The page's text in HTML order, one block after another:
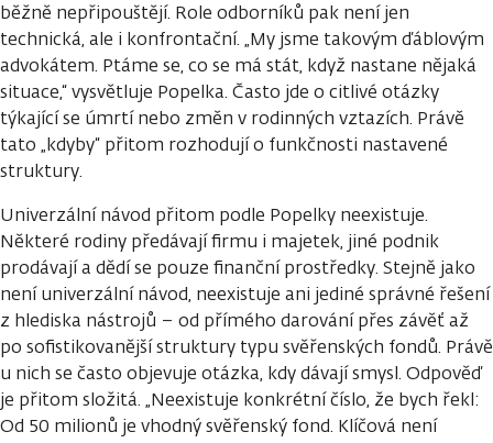
běžně nepřipouštějí. Role odborníků pak není jen
technická, ale i konfrontační. „My jsme takovým ďáblovým
advokátem. Ptáme se, co se má stát, když nastane nějaká
situace,“ vysvětluje Popelka. Často jde o citlivé otázky
týkající se úmrtí nebo změn v rodinných vztazích. Právě
tato „kdyby“ přitom rozhodují o funkčnosti nastavené
struktury.
Univerzální návod přitom podle Popelky neexistuje.
Některé rodiny předávají firmu i majetek, jiné podnik
prodávají a dědí se pouze finanční prostředky. Stejně jako
není univerzální návod, neexistuje ani jediné správné řešení
z hlediska nástrojů – od přímého darování přes závěť až
po sofistikovanější struktury typu svěřenských fondů. Právě
u nich se často objevuje otázka, kdy dávají smysl. Odpověď
je přitom složitá. „Neexistuje konkrétní číslo, že bych řekl:
Od 50 milionů je vhodný svěřenský fond. Klíčová není